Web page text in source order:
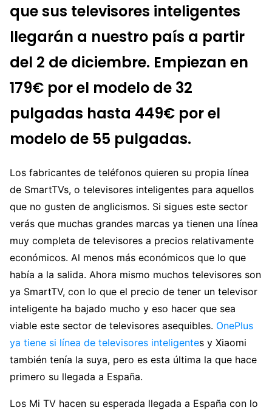
que sus televisores inteligentes
llegarán a nuestro país a partir
del 2 de diciembre. Empiezan en
179€ por el modelo de 32
pulgadas hasta 449€ por el
modelo de 55 pulgadas.
Los fabricantes de teléfonos quieren su propia línea
de SmartTVs, o televisores inteligentes para aquellos
que no gusten de anglicismos. Si sigues este sector
verás que muchas grandes marcas ya tienen una línea
muy completa de televisores a precios relativamente
económicos. Al menos más económicos que lo que
había a la salida. Ahora mismo muchos televisores son
ya SmartTV, con lo que el precio de tener un televisor
inteligente ha bajado mucho y eso hacer que sea
viable este sector de televisores asequibles. OnePlus
ya tiene si línea de televisores inteligentes y Xiaomi
también tenía la suya, pero es esta última la que hace
primero su llegada a España.
Los Mi TV hacen su esperada llegada a España con lo